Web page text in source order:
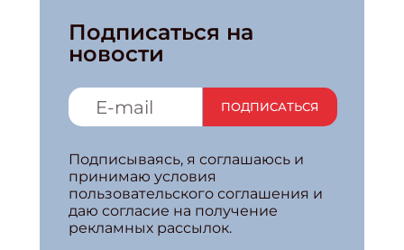
Подписаться на
новости
ПОДПИСАТЬСЯ
Подписываясь, я соглашаюсь и
принимаю условия
пользовательского соглашения и
даю согласие на получение
рекламных рассылок.